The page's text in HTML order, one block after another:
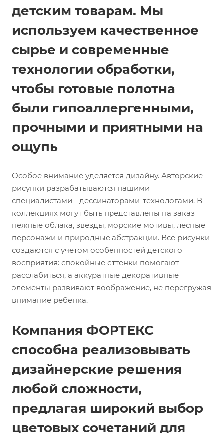
детским товарам. Мы
используем качественное
сырье и современные
технологии обработки,
чтобы готовые полотна
были гипоаллергенными,
прочными и приятными на
ощупь
Особое внимание уделяется дизайну. Авторские
рисунки разрабатываются нашими
специалистами - дессинаторами-технологами. В
коллекциях могут быть представлены на заказ
нежные облака, звезды, морские мотивы, лесные
персонажи и природные абстракции. Все рисунки
создаются с учетом особенностей детского
восприятия: спокойные оттенки помогают
расслабиться, а аккуратные декоративные
элементы развивают воображение, не перегружая
внимание ребенка.
Компания ФОРТЕКС
способна реализовывать
дизайнерские решения
любой сложности,
предлагая широкий выбор
цветовых сочетаний для